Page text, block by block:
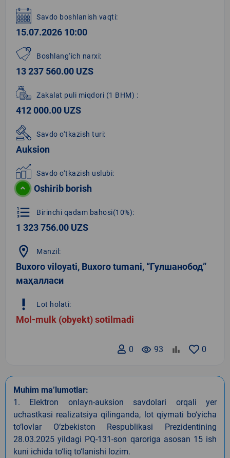
Savdo boshlanish vaqti:
15.07.2026 10:00
Boshlang‘ich narxi:
13 237 560.00 UZS
Zakalat puli miqdori (1 BHM) :
412 000.00 UZS
Savdo o‘tkazish turi:
Auksion
Savdo o‘tkazish uslubi:
Oshirib borish
format_list_numbered Birinchi qadam bahosi(10%):
1 323 756.00 UZS
location_on Manzil:
Buxoro viloyati, Buxoro tumani, “Гулшанобод”
маҳалласи
priority_high Lot holati:
Mol-mulk (obyekt) sotilmadi
0
remove_red_eye 93
0
Muhim ma’lumotlar:
1. Elektron onlayn-auksion savdolari orqali yer
uchastkasi realizatsiya qilinganda, lot qiymati bo‘yicha
to‘lovlar O‘zbekiston Respublikasi Prezidentining
28.03.2025 yildagi PQ-131-son qaroriga asosan 15 ish
kuni ichida to‘liq to‘lanishi lozim.